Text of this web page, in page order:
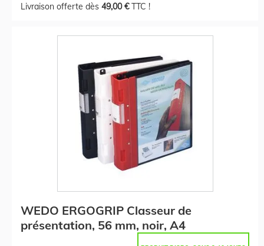
Livraison offerte dès 49,00 €TTC !
WEDO ERGOGRIP Classeur de
présentation, 56 mm, noir, A4